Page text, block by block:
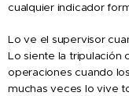
cualquier indicador
Lo ve el supervisor
Lo siente la tripulación
operaciones cuando
muchas veces lo vive